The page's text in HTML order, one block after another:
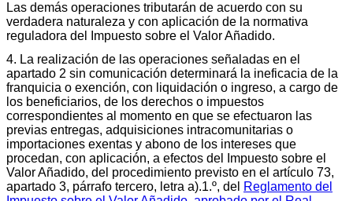
Las demás operaciones tributarán de acuerdo con su
verdadera naturaleza y con aplicación de la normativa
reguladora del Impuesto sobre el Valor Añadido.
4. La realización de las operaciones señaladas en el
apartado 2 sin comunicación determinará la ineficacia de la
franquicia o exención, con liquidación o ingreso, a cargo de
los beneficiarios, de los derechos o impuestos
correspondientes al momento en que se efectuaron las
previas entregas, adquisiciones intracomunitarias o
importaciones exentas y abono de los intereses que
procedan, con aplicación, a efectos del Impuesto sobre el
Valor Añadido, del procedimiento previsto en el artículo 73,
apartado 3, párrafo tercero, letra a).1.º, del Reglamento del